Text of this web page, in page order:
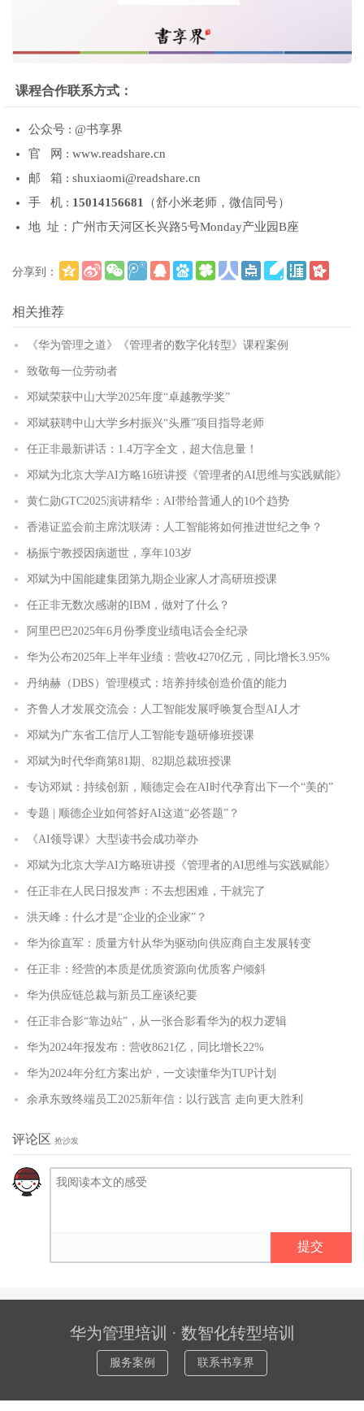
课程合作联系方式：
公众号 : @书享界
官 网 : www.readshare.cn
邮 箱 : shuxiaomi@readshare.cn
手 机 : 15014156681
（舒小米老师，微信同号）
地 址：广州市天河区长兴路5号Monday产业园B座
分享到：
相关推荐
《华为管理之道》《管理者的数字化转型》课程案例
致敬每一位劳动者
邓斌荣获中山大学2025年度“卓越教学奖”
邓斌获聘中山大学乡村振兴“头雁”项目指导老师
任正非最新讲话：1.4万字全文，超大信息量！
邓斌为北京大学AI方略16班讲授《管理者的AI思维与实践赋能》
黄仁勋GTC2025演讲精华：AI带给普通人的10个趋势
香港证监会前主席沈联涛：人工智能将如何推进世纪之争？
杨振宁教授因病逝世，享年103岁
邓斌为中国能建集团第九期企业家人才高研班授课
任正非无数次感谢的IBM，做对了什么？
阿里巴巴2025年6月份季度业绩电话会全纪录
华为公布2025年上半年业绩：营收4270亿元，同比增长3.95%
丹纳赫（DBS）管理模式：培养持续创造价值的能力
齐鲁人才发展交流会：人工智能发展呼唤复合型AI人才
邓斌为广东省工信厅人工智能专题研修班授课
邓斌为时代华商第81期、82期总裁班授课
专访邓斌：持续创新，顺德定会在AI时代孕育出下一个“美的”
专题 | 顺德企业如何答好AI这道“必答题”？
《AI领导课》大型读书会成功举办
邓斌为北京大学AI方略班讲授《管理者的AI思维与实践赋能》
任正非在人民日报发声：不去想困难，干就完了
洪天峰：什么才是“企业的企业家”？
华为徐直军：质量方针从华为驱动向供应商自主发展转变
任正非：经营的本质是优质资源向优质客户倾斜
华为供应链总裁与新员工座谈纪要
任正非合影“靠边站”，从一张合影看华为的权力逻辑
华为2024年报发布：营收8621亿，同比增长22%
华为2024年分红方案出炉，一文读懂华为TUP计划
余承东致终端员工2025新年信：以行践言 走向更大胜利
评论区 抢沙发
提交
华为管理培训 · 数智化转型培训
服务案例 联系书享界